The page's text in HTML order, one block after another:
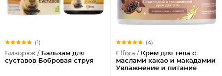
(1)
Бизорюк / Бальзам для
суставов Бобровая струя
(4)
Elfora / Крем для тела с
маслами какао и макадамии
Увлажнение и питание